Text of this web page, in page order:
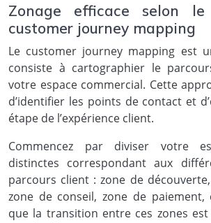
Zonage efficace selon
customer journey mapping
Le customer journey mapping est
consiste à cartographier le
votre espace commercial. Cette
d’identifier les points de contact et
étape de l’expérience client.
Commencez par diviser votre
distinctes correspondant aux
parcours client : zone de découverte,
zone de conseil, zone de paiement,
que la transition entre ces zones